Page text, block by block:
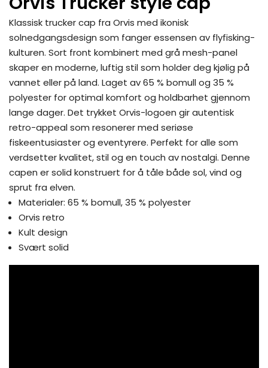
Klassisk trucker cap fra Orvis med ikonisk
solnedgangsdesign som fanger essensen av flyfisking-
kulturen. Sort front kombinert med grå mesh-panel
skaper en moderne, luftig stil som holder deg kjølig på
vannet eller på land. Laget av 65 % bomull og 35 %
polyester for optimal komfort og holdbarhet gjennom
lange dager. Det trykket Orvis-logoen gir autentisk
retro-appeal som resonerer med seriøse
fiskeentusiaster og eventyrere. Perfekt for alle som
verdsetter kvalitet, stil og en touch av nostalgi. Denne
capen er solid konstruert for å tåle både sol, vind og
sprut fra elven.
Materialer: 65 % bomull, 35 % polyester
Orvis retro
Kult design
Svært solid